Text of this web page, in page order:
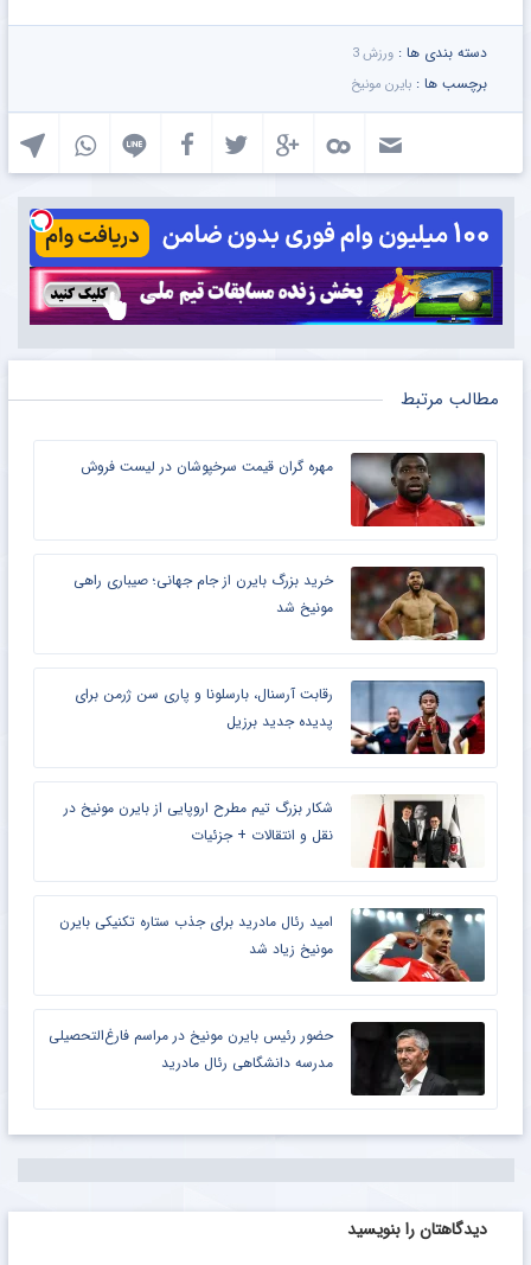
دسته بندی ها : ورزش 3
برچسب ها : بایرن مونیخ
مطالب مرتبط
مهره گران قیمت سرخپوشان در لیست فروش
خرید بزرگ بایرن از جام جهانی؛ صیباری راهی
مونیخ شد
رقابت آرسنال، بارسلونا و پاری سن ژرمن برای
پدیده جدید برزیل
شکار بزرگ تیم مطرح اروپایی از بایرن مونیخ در
نقل و انتقالات + جزئیات
امید رئال مادرید برای جذب ستاره تکنیکی بایرن
مونیخ زیاد شد
حضور رئیس بایرن مونیخ در مراسم فارغ‌التحصیلی
مدرسه دانشگاهی رئال مادرید
دیدگاهتان را بنویسید